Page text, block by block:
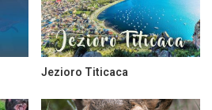
Jezioro Titicaca